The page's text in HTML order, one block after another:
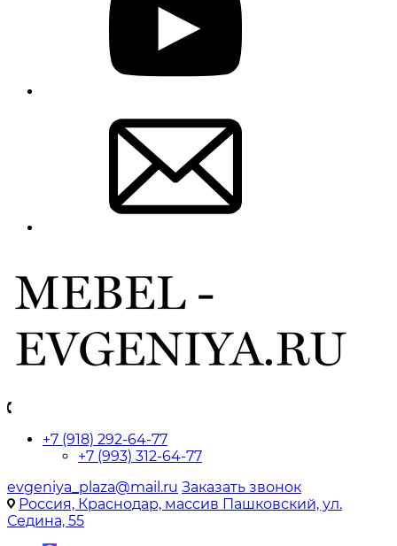
+7 (918) 292-64-77
+7 (993) 312-64-77
evgeniya_plaza@mail.ru Заказать звонок
Россия, Краснодар, массив Пашковский, ул.
Седина, 55